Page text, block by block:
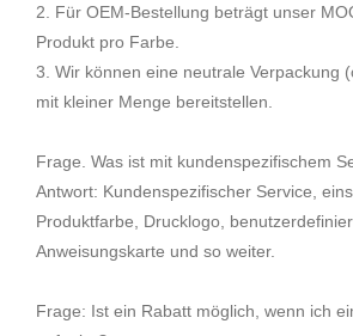
2. Für OEM-Bestellung beträgt unser
Produkt pro Farbe.
3. Wir können eine neutrale Verpackung
mit kleiner Menge bereitstellen.
Frage. Was ist mit kundenspezifischem
Antwort: Kundenspezifischer Service,
Produktfarbe, Drucklogo,
Anweisungskarte und so weiter.
Frage: Ist ein Rabatt möglich, wenn ich